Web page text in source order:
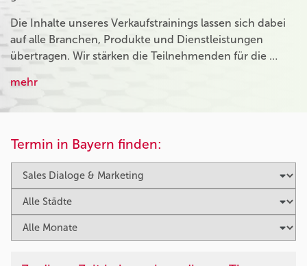
Die Inhalte unseres Verkaufstrainings lassen sich dabei
auf alle Branchen, Produkte und Dienstleistungen
übertragen. Wir stärken die Teilnehmenden für die …
mehr
Termin in Bayern finden: